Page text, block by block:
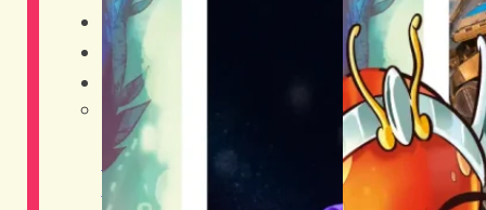
HOME
CHI SIAMO
DISTRETTI